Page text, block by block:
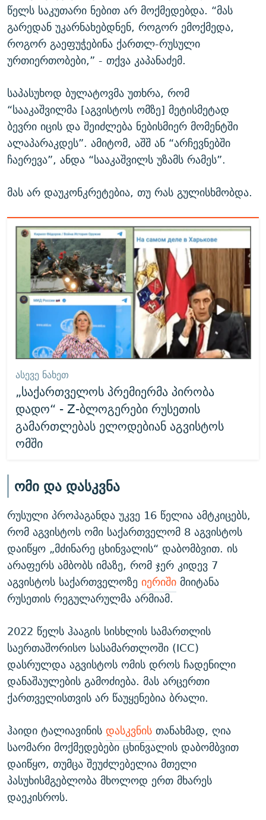
წელს საკუთარი ნებით არ მოქმედებდა. “მას
გარედან უკარნახებდნენ, როგორ ემოქმედა,
როგორ გაეფუჭებინა ქართლ-რუსული
ურთიერთობები,” - თქვა კაპანაძემ.
საპასუხოდ ბულატოვმა უთხრა, რომ
“სააკაშვილმა [აგვისტოს ომზე] მეტისმეტად
ბევრი იცის და შეიძლება ნებისმიერ მომენტში
ალაპარაკდეს”. ამიტომ, აშშ ან “არჩევნებში
ჩაერევა”, ანდა “სააკაშვილს უზამს რამეს”.
მას არ დაუკონკრეტებია, თუ რას გულისხმობდა.
ᲐᲡᲔᲕᲔ ᲜᲐᲮᲔᲗ
„საქართველოს პრემიერმა პირობა
დადო“ - Z-ბლოგერები რუსეთის
გამართლებას ელოდებიან აგვისტოს
ომში
ომი და დასკვნა
რუსული პროპაგანდა უკვე 16 წელია ამტკიცებს,
რომ აგვისტოს ომი საქართველომ 8 აგვისტოს
დაიწყო „მძინარე ცხინვალის“ დაბომბვით. ის
არაფერს ამბობს იმაზე, რომ ჯერ კიდევ 7
აგვისტოს საქართველოზე იერიშიმიიტანა
რუსეთის რეგულარულმა არმიამ.
2022 წელს ჰააგის სისხლის სამართლის
საერთაშორისო სასამართლოში (ICC)
დასრულდა აგვისტოს ომის დროს ჩადენილი
დანაშაულების გამოძიება. მას არცერთი
ქართველისთვის არ წაუყენებია ბრალი.
ჰაიდი ტალიავინისდასკვნისთანახმად, ღია
საომარი მოქმედებები ცხინვალის დაბომბვით
დაიწყო, თუმცა შეუძლებელია მთელი
პასუხისმგებლობა მხოლოდ ერთ მხარეს
დაეკისროს.